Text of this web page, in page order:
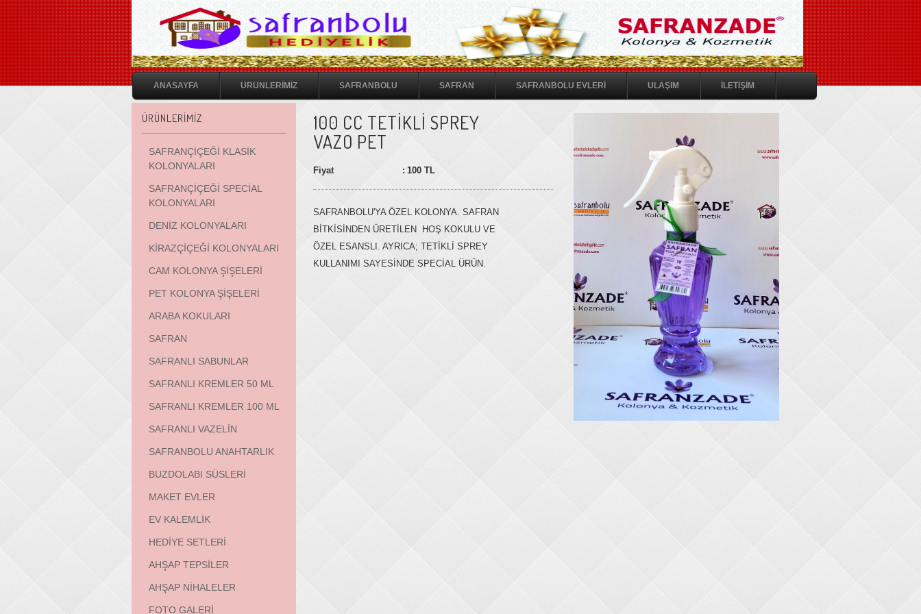
ANASAYFA ÜRÜNLERİMİZ SAFRANBOLU SAFRAN SAFRANBOLU EVLERİ ULAŞIM İLETİŞİM
ÜRÜNLERİMİZ
SAFRANÇİÇEĞİ KLASİK
KOLONYALARI
SAFRANÇİÇEĞİ SPECİAL
KOLONYALARI
DENİZ KOLONYALARI
KİRAZÇİÇEĞİ KOLONYALARI
CAM KOLONYA ŞİŞELERİ
PET KOLONYA ŞİŞELERİ
ARABA KOKULARI
SAFRAN
SAFRANLI SABUNLAR
SAFRANLI KREMLER 50 ML
SAFRANLI KREMLER 100 ML
SAFRANLI VAZELİN
SAFRANBOLU ANAHTARLIK
BUZDOLABI SÜSLERİ
MAKET EVLER
EV KALEMLİK
HEDİYE SETLERİ
AHŞAP TEPSİLER
AHŞAP NİHALELER
FOTO GALERİ
100 CC TETİKLİ SPREY
VAZO PET
Fiyat : 100 TL
SAFRANBOLU'YA ÖZEL KOLONYA. SAFRAN
BİTKİSİNDEN ÜRETİLEN HOŞ KOKULU VE
ÖZEL ESANSLI. AYRICA; TETİKLİ SPREY
KULLANIMI SAYESİNDE SPECİAL ÜRÜN.